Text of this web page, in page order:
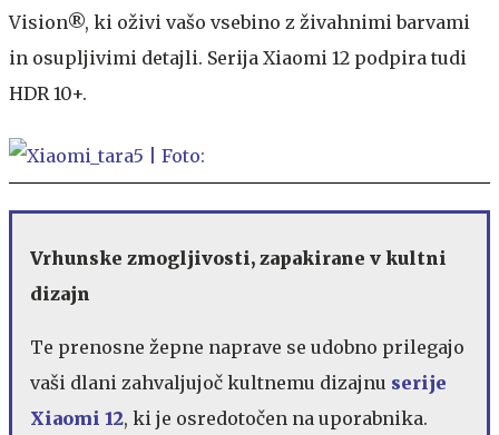
Vision®, ki oživi vašo vsebino z živahnimi barvami
in osupljivimi detajli. Serija Xiaomi 12 podpira tudi
HDR 10+.
Vrhunske zmogljivosti, zapakirane v kultni
dizajn
Te prenosne žepne naprave se udobno prilegajo
vaši dlani zahvaljujoč kultnemu dizajnu serije
Xiaomi 12, ki je osredotočen na uporabnika.